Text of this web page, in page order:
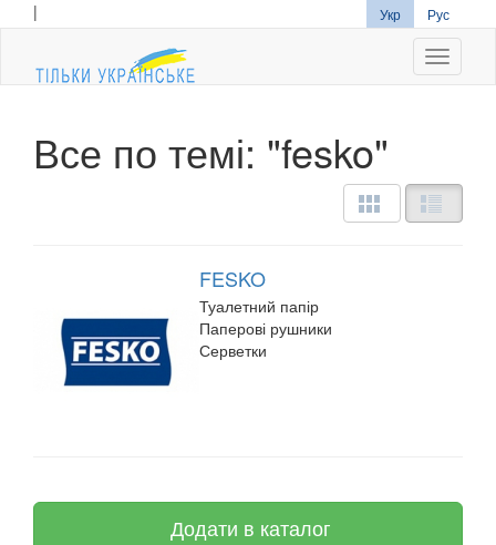
| Укр Рус
Все по темі: "fesko"
FESKO
Туалетний папір
Паперові рушники
Серветки
Додати в каталог